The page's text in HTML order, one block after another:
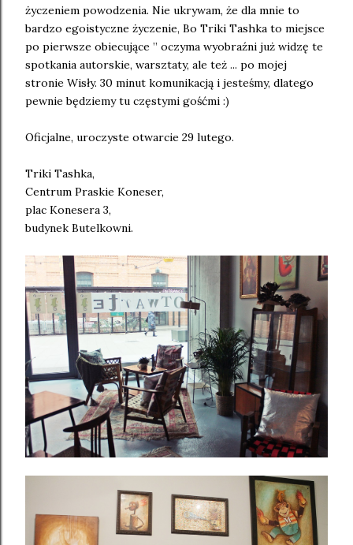
życzeniem powodzenia. Nie ukrywam, że dla mnie to
bardzo egoistyczne życzenie, Bo Triki Tashka to miejsce
po pierwsze obiecujące ” oczyma wyobraźni już widzę te
spotkania autorskie, warsztaty, ale też ... po mojej
stronie Wisły. 30 minut komunikacją i jesteśmy, dlatego
pewnie będziemy tu częstymi gośćmi :)
Oficjalne, uroczyste otwarcie 29 lutego.
Triki Tashka,
Centrum Praskie Koneser,
plac Konesera 3,
budynek Butelkowni.